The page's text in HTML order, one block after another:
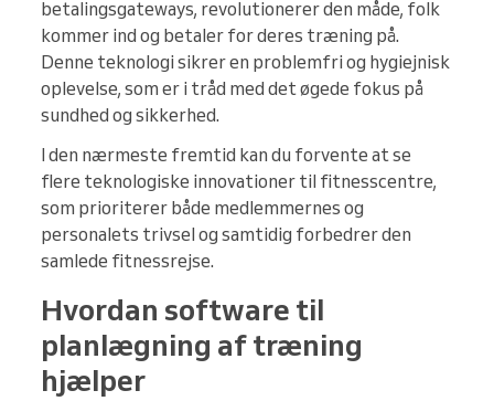
betalingsgateways, revolutionerer den måde, folk
kommer ind og betaler for deres træning på.
Denne teknologi sikrer en problemfri og hygiejnisk
oplevelse, som er i tråd med det øgede fokus på
sundhed og sikkerhed.
I den nærmeste fremtid kan du forvente at se
flere teknologiske innovationer til fitnesscentre,
som prioriterer både medlemmernes og
personalets trivsel og samtidig forbedrer den
samlede fitnessrejse.
Hvordan software til
planlægning af træning
hjælper